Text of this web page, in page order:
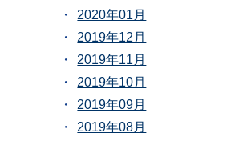
2020年01月
2019年12月
2019年11月
2019年10月
2019年09月
2019年08月